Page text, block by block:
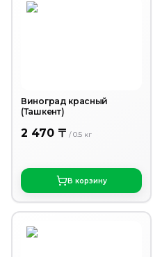
Виноград красный
(Ташкент)
2 470 〒 /0.5 кг
В корзину